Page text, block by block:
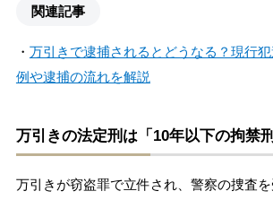
関連記事
・ 万引きで逮捕されるとどうなる？現行
例や逮捕の流れを解説
万引きの法定刑は「10年以下の拘禁刑
万引きが窃盗罪で立件され、警察の捜査を